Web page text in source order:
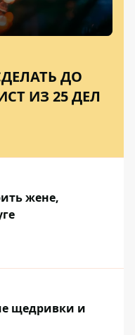
ДО
ИЗ 25 ДЕЛ
жене,
щедривки и